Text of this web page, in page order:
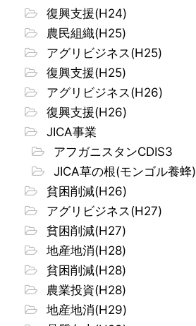
復興支援(H24)
農民組織(H25)
アグリビジネス(H25)
復興支援(H25)
アグリビジネス(H26)
復興支援(H26)
JICA事業
アフガニスタンCDIS3
JICA草の根(モンゴル養蜂)
貧困削減(H26)
アグリビジネス(H27)
貧困削減(H27)
地産地消(H28)
貧困削減(H28)
農業投資(H28)
地産地消(H29)